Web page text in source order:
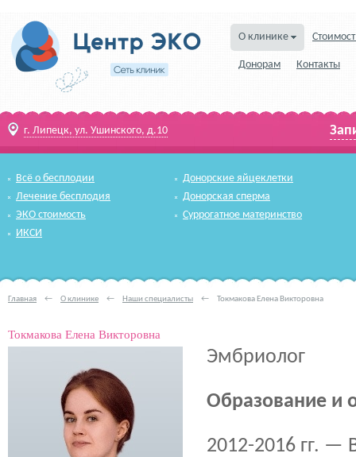
О клинике
Донорам Контакты
г. Липецк, ул. Ушинского, д.10
Всё о бесплодии
Лечение бесплодия
ЭКО стоимость
ИКСИ
Донорские яйцеклетки
Донорская сперма
Суррогатное материнство
Главная ← О клинике ← Наши специалисты ← Токмакова Елена Викторовна
Токмакова Елена Викторовна
Эмбриолог
Образование и
2012-2016 гг. —